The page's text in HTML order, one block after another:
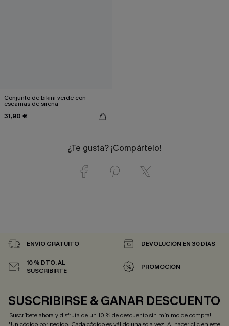
Conjunto de bikini verde con
escamas de sirena
31,90 €
¿Te gusta? ¡Compártelo!
ENVÍO GRATUITO DEVOLUCIÓN EN 30 DÍAS
10 % DTO. AL
SUSCRIBIRTE
PROMOCIÓN
SUSCRIBIRSE & GANAR DESCUENTO
¡Suscríbete ahora y disfruta de un 10 % de descuento sin mínimo de compra!
*Un código por pedido. Cada código es válido una sola vez. Al hacer clic en este